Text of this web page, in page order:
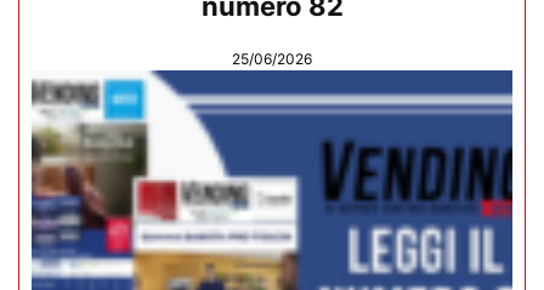
numero 82
25/06/2026